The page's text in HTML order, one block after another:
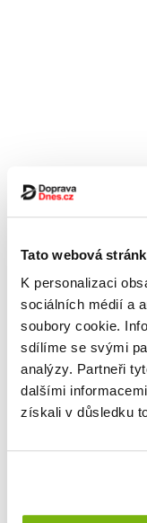
Tato webová
K personalizaci
sociálních médií a
soubory cookie.
sdílíme se svými
analýzy. Partneři
dalšími
získali v důsledku